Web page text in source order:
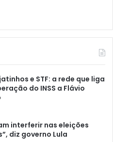
e STF: a rede que liga
do INSS a Flávio
interferir nas eleições
diz governo Lula